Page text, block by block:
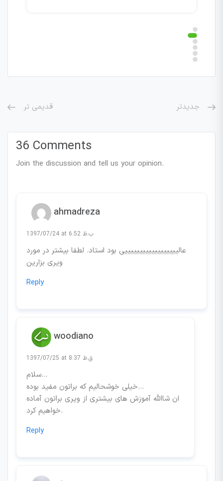
قدیمی تر جدیدتر
36 Comments
Join the discussion and tell us your opinion.
ahmadreza
1397/07/24 at 6:52 ب.ظ
عالییییییییییییییییییی بود استاد. لطفا بیشتر در مورد
ویری بزارین
Reply
woodiano
1397/07/25 at 8:37 ق.ظ
سلام…
خیلی خوشحالیم که براتون مفید بوده…
ان شاالله آموزش های بیشتری از ویری براتون آماده
خواهیم کرد.
Reply